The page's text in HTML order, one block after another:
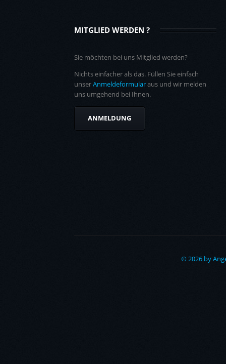
MITGLIED WERDEN ?
Sie möchten bei uns Mitglied werden?
Nichts einfacher als das. Füllen Sie einfach
unserAnmeldeformularaus und wir melden
uns umgehend bei Ihnen.
ANMELDUNG
© 2026 by